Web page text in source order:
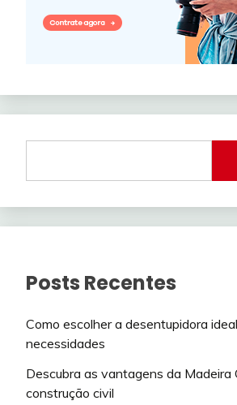
Posts Recentes
Como escolher a desentupidora
necessidades
Descubra as vantagens da Madeira
construção civil